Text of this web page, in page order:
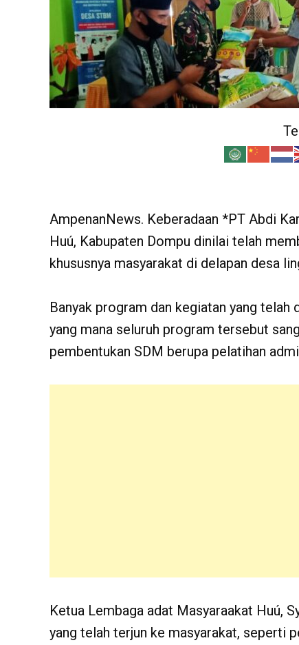
AmpenanNews. Keberadaan *PT Abdi
Huú, Kabupaten Dompu dinilai telah
khususnya masyarakat di delapan desa
Banyak program dan kegiatan yang telah
yang mana seluruh program tersebut
pembentukan SDM berupa pelatihan
Ketua Lembaga adat Masyaraakat Huú,
yang telah terjun ke masyarakat, seperti